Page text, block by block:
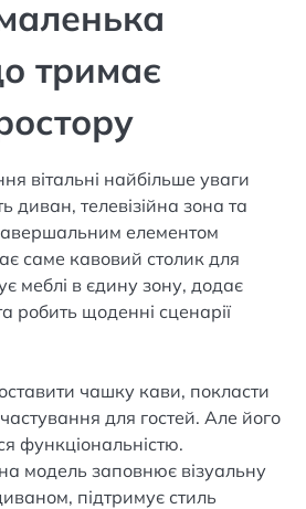
тримає
вітальні найбільше уваги
диван, телевізійна зона та
елементом
саме кавовий столик для
меблі в єдину зону, додає
робить щоденні сценарії
чашку кави, покласти
для гостей. Але його
функціональністю.
модель заповнює візуальну
підтримує стиль